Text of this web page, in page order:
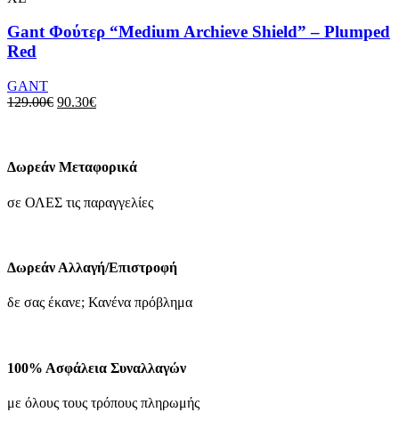
του
προϊόντος
έχει
πολλαπλές
μπορούν
σελίδα
προϊόντος
Gant Φούτερ “Medium Archieve Shield” – Plumped
Red
GANT
129.00€ Original
90.30€Η
90.30€.
Δωρεάν Μεταφορικά
σε ΟΛΕΣ τις παραγγελίες
Δωρεάν Αλλαγή/Επιστροφή
δε σας έκανε; Κανένα πρόβλημα
100% Ασφάλεια Συναλλαγών
με όλους τους τρόπους πληρωμής